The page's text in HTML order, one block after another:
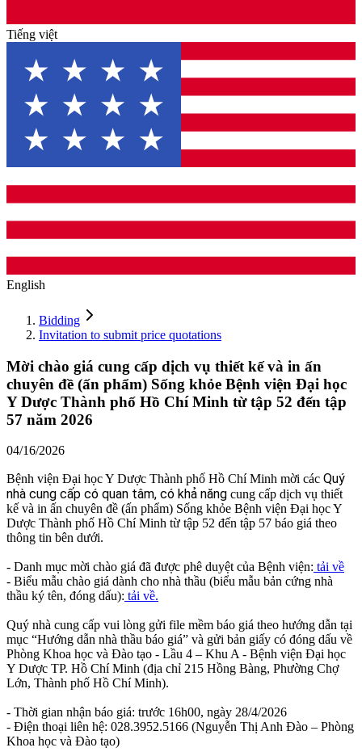
Tiếng việt
English
Bidding
Invitation to submit price quotations
Mời chào giá cung cấp dịch vụ thiết kế và in ấn
chuyên đề (ấn phẩm) Sống khỏe Bệnh viện Đại học
Y Dược Thành phố Hồ Chí Minh từ tập 52 đến tập
57 năm 2026
04/16/2026
Bệnh viện Đại học Y Dược Thành phố Hồ Chí Minh mời các Quý
nhà cung cấp có quan tâm, có khả năng cung cấp dịch vụ thiết
kế và in ấn chuyên đề (ấn phẩm) Sống khỏe Bệnh viện Đại học Y
Dược Thành phố Hồ Chí Minh từ tập 52 đến tập 57 báo giá theo
thông tin bên dưới.
- Danh mục mời chào giá đã được phê duyệt của Bệnh viện: tải về
- Biểu mẫu chào giá dành cho nhà thầu (biểu mẫu bản cứng nhà
thầu ký tên, đóng dấu): tải về.
Quý nhà cung cấp vui lòng gửi file mềm báo giá theo hướng dẫn tại
mục “Hướng dẫn nhà thầu báo giá” và gửi bản giấy có đóng dấu về
Phòng Khoa học và Đào tạo - Lầu 4 – Khu A - Bệnh viện Đại học
Y Dược TP. Hồ Chí Minh (địa chỉ 215 Hồng Bàng, Phường Chợ
Lớn, Thành phố Hồ Chí Minh).
- Thời gian nhận báo giá: trước 16h00, ngày 28/4/2026
- Điện thoại liên hệ: 028.3952.5166 (Nguyễn Thị Anh Đào – Phòng
Khoa học và Đào tạo)